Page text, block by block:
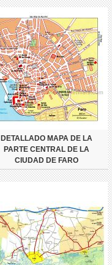
DETALLADO MAPA DE LA
PARTE CENTRAL DE LA
CIUDAD DE FARO